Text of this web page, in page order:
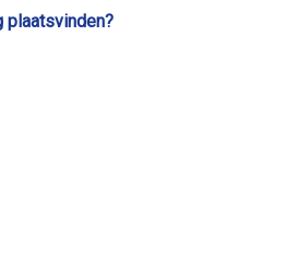
plaatsvinden?